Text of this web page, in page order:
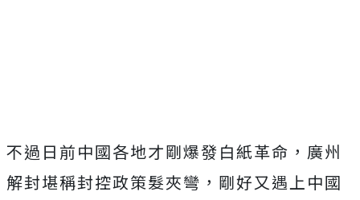
不過日前中國各地才剛爆發白紙革命，廣州
解封堪稱封控政策髮夾彎，剛好又遇上中國